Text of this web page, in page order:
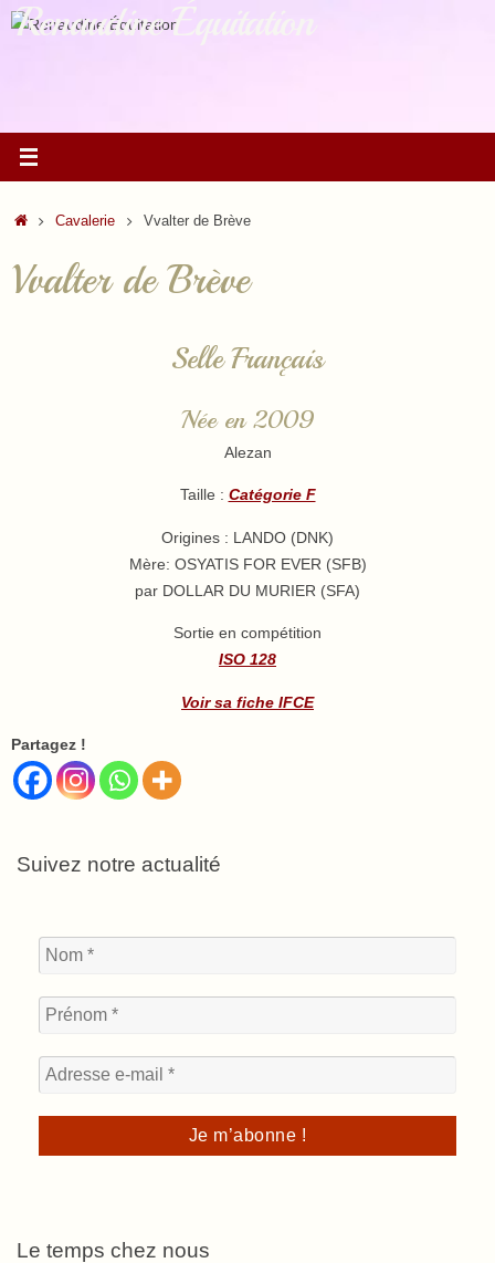
Passer
Renaudine Équitation
Accueil
Cavalerie Vvalter de Brève
Vvalter de Brève
Selle Français
Née en 2009
Alezan
Taille : Catégorie F
Origines : LANDO (DNK)
Mère: OSYATIS FOR EVER (SFB)
par DOLLAR DU MURIER (SFA)
Sortie en compétition
ISO 128
Voir sa fiche IFCE
Partagez !
Suivez notre actualité
Le temps chez nous